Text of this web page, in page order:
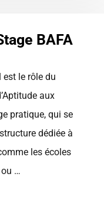
BAFA
est le rôle du
aux
pratique, qui se
dédiée à
les écoles
…